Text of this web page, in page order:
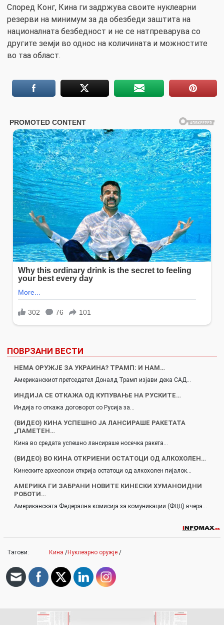
Според Конг, Кина ги задржува своите нуклеарни
резерви на минимум за да обезбеди заштита на
националната безбедност и не се натпреварува со
другите земји во однос на количината и можностите
во таа област.
ПОВРЗАНИ ВЕСТИ
НЕМА ОРУЖЈЕ ЗА УКРАИНА? ТРАМП: И НАМ…
Американскиот претседател Доналд Трамп изјави дека САД…
ИНДИЈА СЕ ОТКАЖА ОД КУПУВАЊЕ НА РУСКИТЕ…
Индија го откажа договорот со Русија за…
(ВИДЕО) КИНА УСПЕШНО ЈА ЛАНСИРАШЕ РАКЕТАТА
„ПАМЕТЕН…
Кина во средата успешно лансираше носечка ракета…
(ВИДЕО) ВО КИНА ОТКРИЕНИ ОСТАТОЦИ ОД АЛКОХОЛЕН…
Кинеските археолози открија остатоци од алкохолен пијалок…
АМЕРИКА ГИ ЗАБРАНИ НОВИТЕ КИНЕСКИ ХУМАНОИДНИ
РОБОТИ…
Американската Федерална комисија за комуникации (ФЦЦ) вчера…
Тагови: Кина /Нуклеарно оружје /